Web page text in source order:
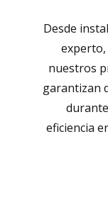
Desde
nuestros
garantizan
eficiencia